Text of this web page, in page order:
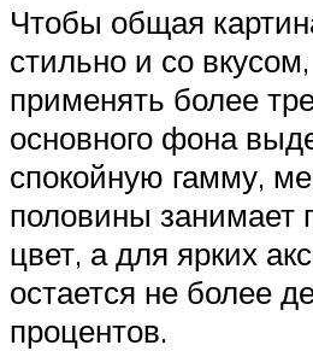
Чтобы общая
стильно и со
применять более
основного фона
спокойную гамму,
половины занимает
цвет, а для ярких
остается не более
процентов.